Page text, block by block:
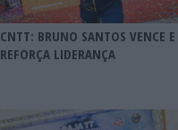
CNTT: BRUNO SANTOS VENCE E
REFORÇA LIDERANÇA